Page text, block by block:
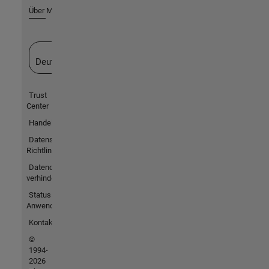
Über MathWorks
Deutschland
Trust
Center
Handelsmarken
Datenschutz-
Richtlinien
Datendiebstahl
verhindern
Status von
Anwendungen
Kontakt
©
1994-
2026